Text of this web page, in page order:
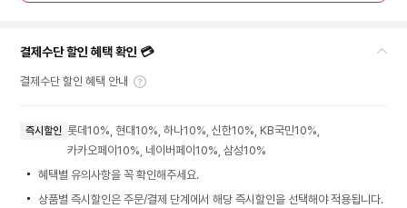
결제수단 할인 혜택 확인 💳
결제수단 할인 혜택 안내
즉시할인 롯데10%, 현대10%, 하나10%, 신한10%, KB국민10%,
카카오페이10%, 네이버페이10%, 삼성10%
혜택별 유의사항을 꼭 확인해주세요.
상품별 즉시할인은 주문/결제 단계에서 해당 즉시할인을 선택해야 적용됩니다.